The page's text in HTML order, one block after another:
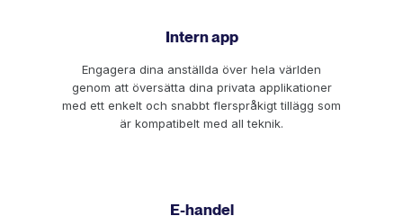
Intern app
Engagera dina anställda över hela världen
genom att översätta dina privata applikationer
med ett enkelt och snabbt flerspråkigt tillägg som
är kompatibelt med all teknik.
E-handel